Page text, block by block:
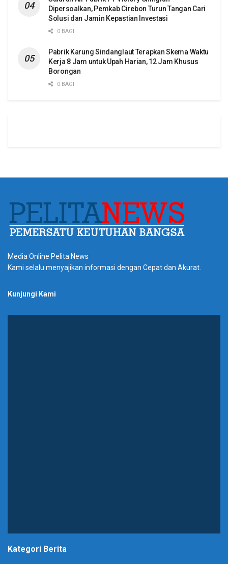
Dipersoalkan, Pemkab Cirebon Turun Tangan Cari
Solusi dan Jamin Kepastian Investasi
0 BAGI
Pabrik Karung Sindanglaut Terapkan Skema Waktu
Kerja 8 Jam untuk Upah Harian, 12 Jam Khusus
Borongan
0 BAGI
Media Online Pelita News
Kami selalu menyajikan informasi dengan Cepat dan Akurat.
Kunjungi Kami
Kategori Berita